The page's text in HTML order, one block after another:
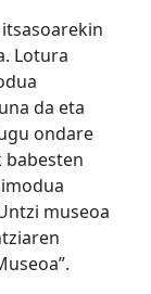
Lotura
da eta
ondare
museoa